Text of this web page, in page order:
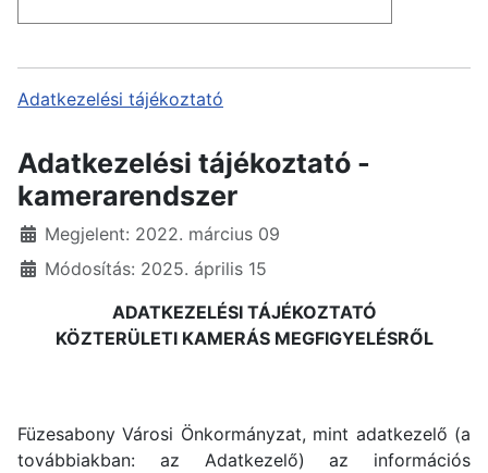
Adatkezelési tájékoztató
Adatkezelési tájékoztató -
kamerarendszer
Részletek
Megjelent: 2022. március 09
Módosítás: 2025. április 15
ADATKEZELÉSI TÁJÉKOZTATÓ
KÖZTERÜLETI KAMERÁS MEGFIGYELÉSRŐL
Füzesabony Városi Önkormányzat, mint adatkezelő (a
továbbiakban: az Adatkezelő) az információs